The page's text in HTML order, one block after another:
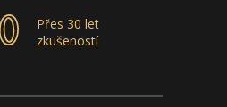
Přes 30 let
zkušeností